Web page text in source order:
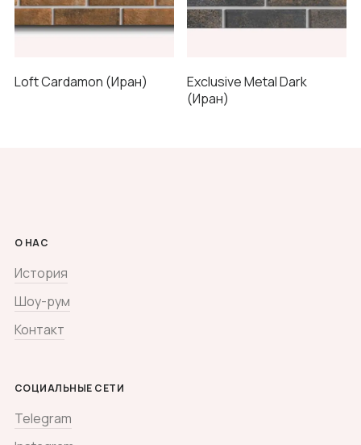
Loft Cardamon (Иран)
Exclusive Metal Dark
(Иран)
О НАС
История
Шоу-рум
Контакт
СОЦИАЛЬНЫЕ СЕТИ
Telegram